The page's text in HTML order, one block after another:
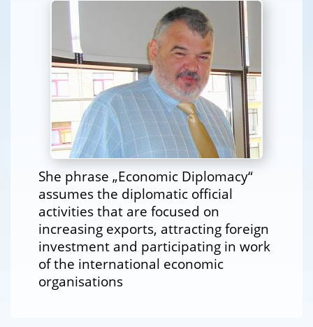
She phrase „Economic Diplomacy“
assumes the diplomatic official
activities that are focused on
increasing exports, attracting foreign
investment and participating in work
of the international economic
organisations